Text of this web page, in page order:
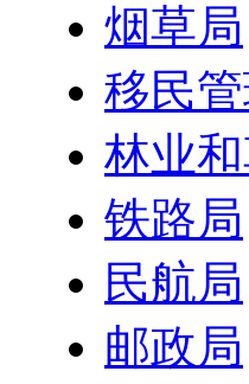
烟草局
移民
林业
铁路局
民航局
邮政局